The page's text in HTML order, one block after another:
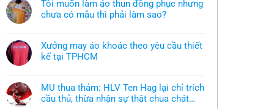
Tôi muốn làm áo thun đồng phục nhưng
chưa có mẫu thì phải làm sao?
bình
luận
ở
Tôi
áo
thun
đồng
Xưởng may áo khoác theo yêu cầu thiết
kế tại TPHCM
bình
luận
ở
Xưởng
MU thua thảm: HLV Ten Hag lại chỉ trích
cầu thủ, thừa nhận sự thật chua chát